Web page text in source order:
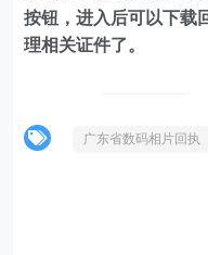
按钮，进入后可以下载
理相关证件了。
广东省数码相片回执